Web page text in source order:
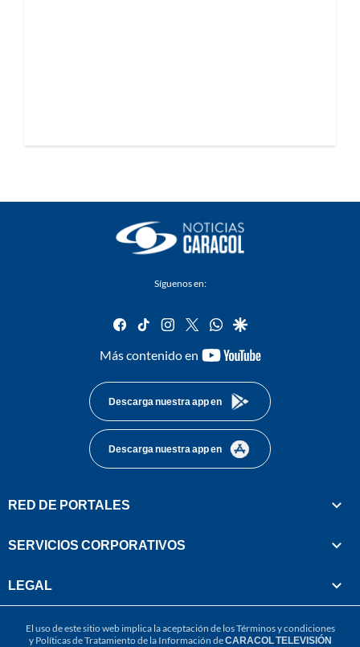
Síguenos en:
facebook
tiktok instagram
twitterwhatsapp
google
Más contenido en
youtube-
Descarga nuestra app en
Descarga nuestra app en
RED DE PORTALES
SERVICIOS CORPORATIVOS
LEGAL
El uso de este sitio web implica la aceptación de losTérminos y condiciones
y Políticas de Tratamiento de la Información deCARACOL TELEVISIÓN